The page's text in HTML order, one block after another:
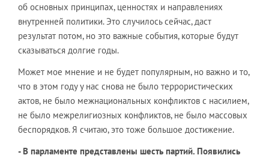
об основных принципах, ценностях и направлениях
внутренней политики. Это случилось сейчас, даст
результат потом, но это важные события, которые будут
сказываться долгие годы.
Может мое мнение и не будет популярным, но важно и то,
что в этом году у нас снова не было террористических
актов, не было межнациональных конфликтов с насилием,
не было межрелигиозных конфликтов, не было массовых
беспорядков. Я считаю, это тоже большое достижение.
-В парламенте представлены шесть партий. Появились